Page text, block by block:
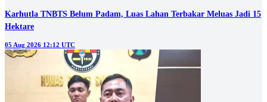
Karhutla TNBTS Belum Padam, Luas Lahan Terbakar Meluas Jadi 15
Hektare
05 Aug 2026 12:12 UTC